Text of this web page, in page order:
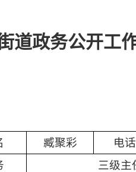
南 政府开
道政务公开工
臧聚彩 电话
三级主